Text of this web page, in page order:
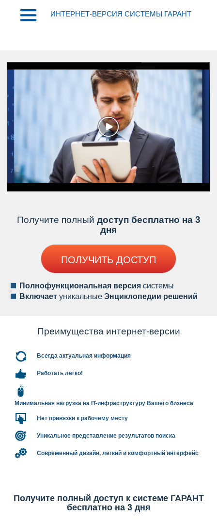
ИНТЕРНЕТ-ВЕРСИЯ СИСТЕМЫ ГАРАНТ
Получите полный доступ бесплатно на 3
дня
ПОЛУЧИТЬ ДОСТУП
Полнофункциональная версиясистемы
ключаетуникальныеЭнциклопедии решений
Преимущества интернет-версии
сегда актуальная информация
Работать легко!
Минимальная нагрузка на IT-инфраструктуру Вашего бизнеса
Нет привязки к рабочему месту
Уникальное представление результатов поиска
Современный дизайн, легкий и комфортный интерфейс
Получите полный доступ к системе ГАРАНТ
есплатно на 3 дня